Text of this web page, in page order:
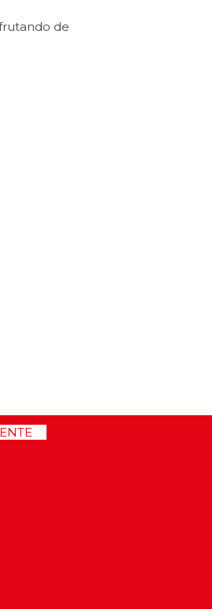
de
<<